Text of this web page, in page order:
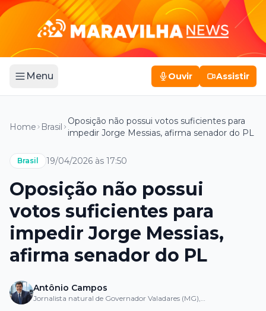
Menu Ouvir Assistir
Home Brasil
Oposição não possui votos suficientes para
impedir Jorge Messias, afirma senador do PL
Brasil 19/04/2026 às 17:50
Oposição não possui
votos suficientes para
impedir Jorge Messias,
afirma senador do PL
Antônio Campos
Jornalista natural de Governador Valadares (MG),